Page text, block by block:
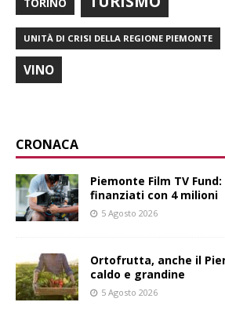
UNITÀ DI CRISI DELLA REGIONE PIEMONTE
VINO
CRONACA
Piemonte Film TV
finanziati con 4 milioni
5 Agosto 2026
Ortofrutta, anche il
caldo e grandine
5 Agosto 2026